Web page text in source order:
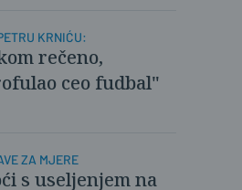
KRNIĆU:
rečeno,
ceo fudbal"
ZA MJERE
s useljenjem na